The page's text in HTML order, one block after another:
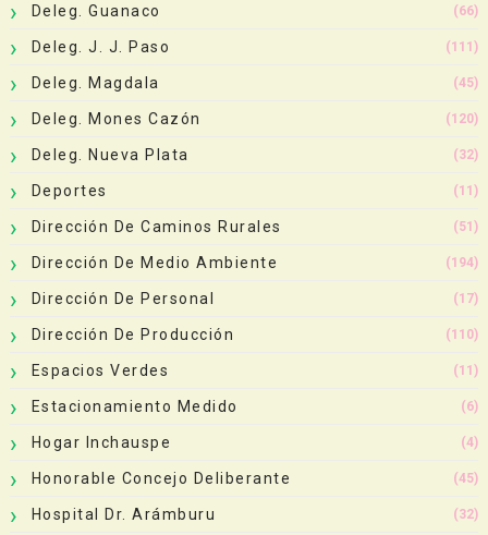
Deleg. Guanaco (66)
Deleg. J. J. Paso (111)
Deleg. Magdala (45)
Deleg. Mones Cazón (120)
Deleg. Nueva Plata (32)
Deportes (11)
Dirección De Caminos Rurales (51)
Dirección De Medio Ambiente (194)
Dirección De Personal (17)
Dirección De Producción (110)
Espacios Verdes (11)
Estacionamiento Medido (6)
Hogar Inchauspe (4)
Honorable Concejo Deliberante (45)
Hospital Dr. Arámburu (32)